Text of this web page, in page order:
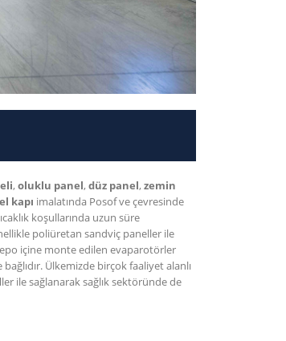
,oluklu panel,düz panel,zemin
kapı imalatında Posof ve çevresinde
koşullarında uzun süre
poliüretan sandviç paneller ile
içine monte edilen evaparotörler
Ülkemizde birçok faaliyet alanlı
ler ile sağlanarak sağlık sektöründe de